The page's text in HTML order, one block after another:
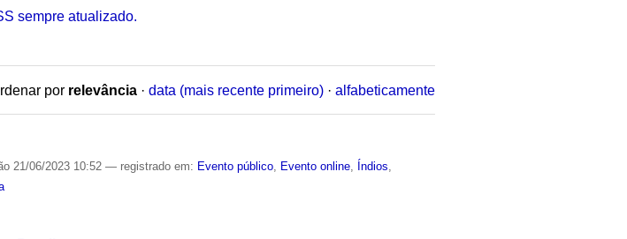
sempre atualizado.
por relevância · data (mais recente primeiro) · alfabeticamente
21/06/2023 10:52— registrado em: Evento público Evento online Índios